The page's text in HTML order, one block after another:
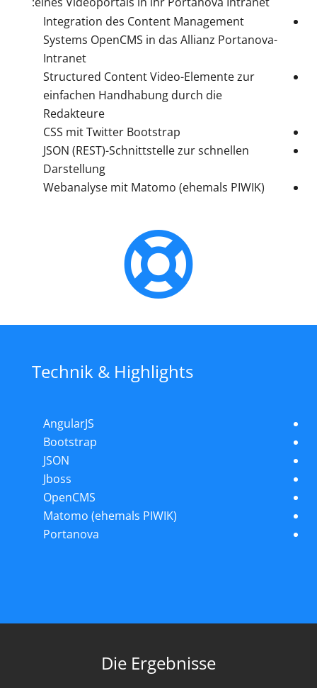
Integration des Content Management
Systems OpenCMS in das Allianz Portanova-
Intranet
Structured Content Video-Elemente zur
einfachen Handhabung durch die
Redakteure
CSS mit Twitter Bootstrap
JSON (REST)-Schnittstelle zur schnellen
Darstellung
Webanalyse mit Matomo (ehemals PIWIK)
Technik & Highlights
AngularJS
Bootstrap
JSON
Jboss
OpenCMS
Matomo (ehemals PIWIK)
Portanova
Die Ergebnisse